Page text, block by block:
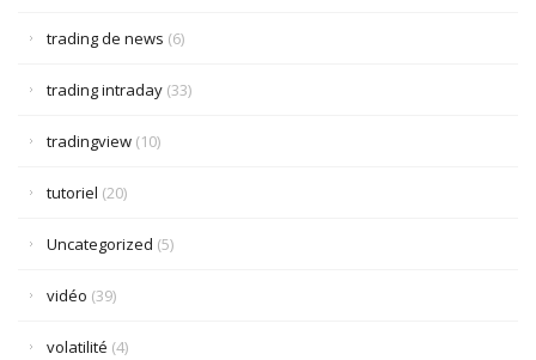
trading de news (6)
trading intraday (33)
tradingview (10)
tutoriel (20)
Uncategorized (5)
vidéo (39)
volatilité (4)